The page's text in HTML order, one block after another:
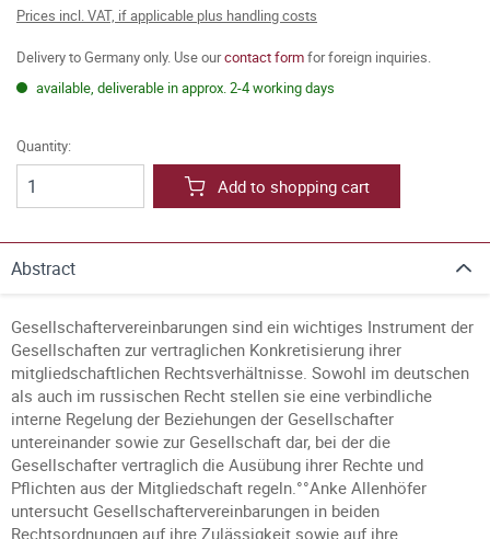
Prices incl. VAT, if applicable plus handling costs
Delivery to Germany only. Use ourcontact formfor foreign inquiries.
available, deliverable in approx. 2-4 working days
Quantity:
Add to shopping cart
Abstract
Gesellschaftervereinbarungen sind ein wichtiges Instrument der
Gesellschaften zur vertraglichen Konkretisierung ihrer
mitgliedschaftlichen Rechtsverhältnisse. Sowohl im deutschen
als auch im russischen Recht stellen sie eine verbindliche
interne Regelung der Beziehungen der Gesellschafter
untereinander sowie zur Gesellschaft dar, bei der die
Gesellschafter vertraglich die Ausübung ihrer Rechte und
Pflichten aus der Mitgliedschaft regeln.°°Anke Allenhöfer
untersucht Gesellschaftervereinbarungen in beiden
Rechtsordnungen auf ihre Zulässigkeit sowie auf ihre